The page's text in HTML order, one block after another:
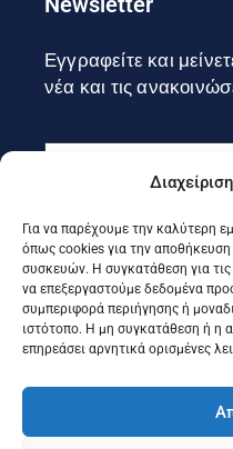
Για να παρέχουμε την καλύτερη
όπως cookies για την
συσκευών. Η συγκατάθεση για
να επεξεργαστούμε δεδομένα
συμπεριφορά περιήγησης ή
ιστότοπο. Η μη συγκατάθεση ή η
επηρεάσει αρνητικά ορισμένες
Εγγραφείτε και
νέα και τις
Εγγραφή
Ακολουθήστε μας στα